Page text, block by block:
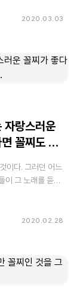
2020.03.03
꼴찌도 괜
이다. 그러던 어느
이 그 노래를 듣고
2020.02.28